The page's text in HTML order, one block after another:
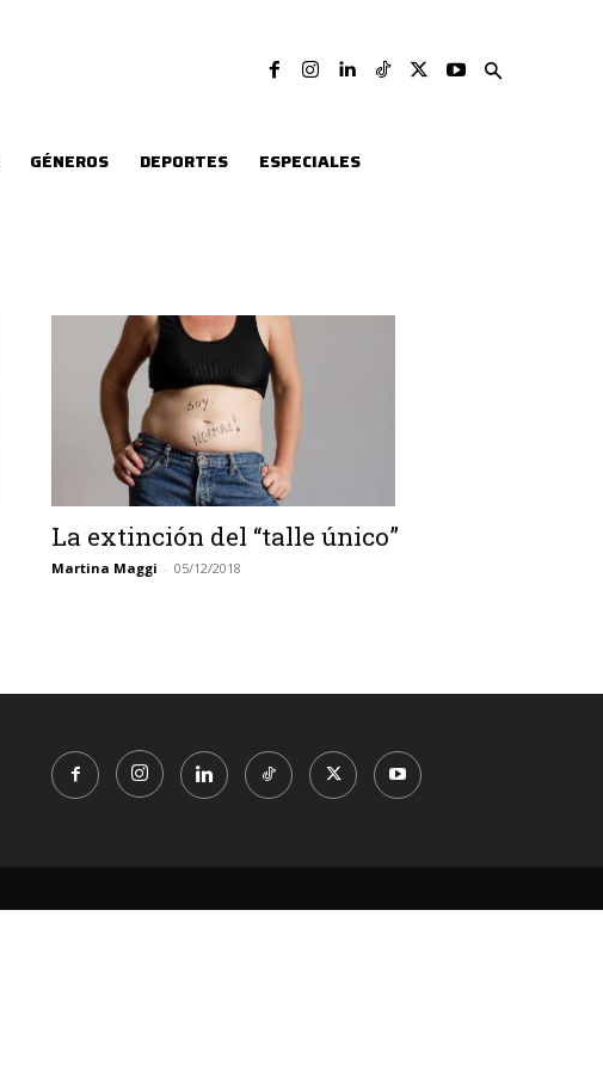
GÉNEROS DEPORTES ESPECIALES
La extinción del “talle único”
Martina Maggi - 05/12/2018